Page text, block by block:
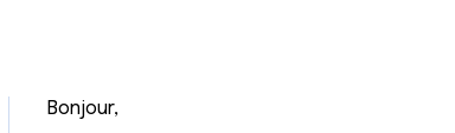
Bonjour,